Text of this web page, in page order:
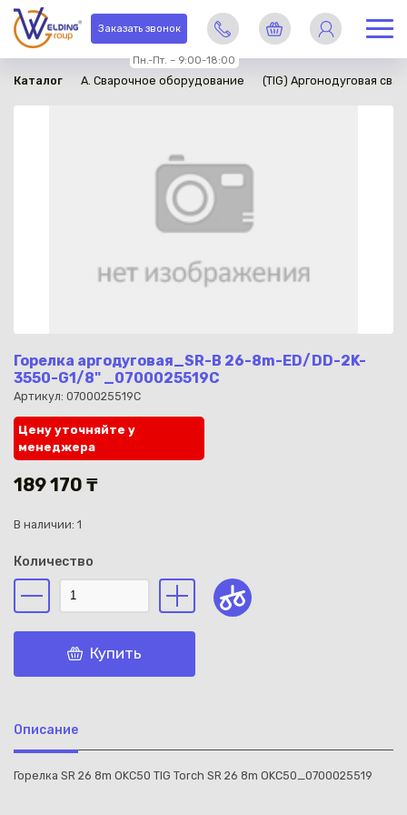
Заказать звонок
Пн.-Пт. – 9:00-18:00
Каталог A. Сварочное оборудование (TIG) Аргонодуговая
Горелка аргодуговая_SR-B 26-8m-ED/DD-2K-
3550-G1/8" _0700025519С
Артикул: 0700025519C
в наличии
Цену уточняйте у
менеджера
189 170 ₸
В наличии: 1
Количество
Купить
Описание
Горелка SR 26 8m OKC50 TIG Torch SR 26 8m OKC50_0700025519